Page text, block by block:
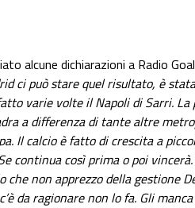
alcune dichiarazioni a Radio
ci può stare quel risultato, è
varie volte il Napoli di Sarri. La
a differenza di tante altre
Il calcio è fatto di crescita a
continua così prima o poi
non apprezzo della gestione
da ragionare non lo fa. Gli